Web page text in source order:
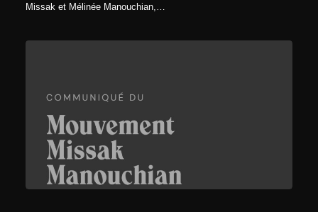
Missak et Mélinée Manouchian,…